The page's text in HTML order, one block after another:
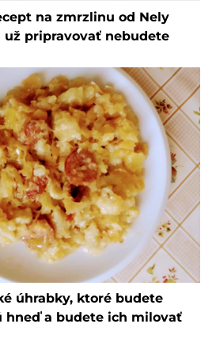
na zmrzlinu od Nely
už pripravovať nebudete
úhrabky, ktoré budete
hneď a budete ich milovať